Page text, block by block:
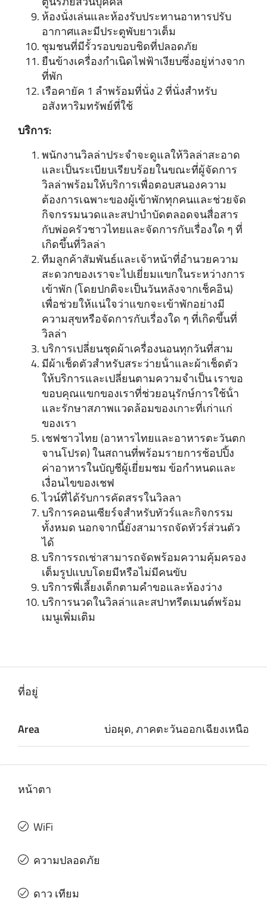
ห้องนั่งเล่นและห้องรับประทานอาหารปรับ
อากาศและมีประตูพับยาวเต็ม
ชุมชนที่มีรั้วรอบขอบชิดที่ปลอดภัย
ยืนข้างเครื่องกําเนิดไฟฟ้าเงียบซึ่งอยู่ห่างจาก
ที่พัก
เรือคายัค 1 ลําพร้อมที่นั่ง 2 ที่นั่งสําหรับ
อสังหาริมทรัพย์ที่ใช้
บริการ:
พนักงานวิลล่าประจําจะดูแลให้วิลล่าสะอาด
และเป็นระเบียบเรียบร้อยในขณะที่ผู้จัดการ
วิลล่าพร้อมให้บริการเพื่อตอบสนองความ
ต้องการเฉพาะของผู้เข้าพักทุกคนและช่วยจัด
กิจกรรมนวดและสปาบําบัดตลอดจนสื่อสาร
กับพ่อครัวชาวไทยและจัดการกับเรื่องใด ๆ ที่
เกิดขึ้นที่วิลล่า
ทีมลูกค้าสัมพันธ์และเจ้าหน้าที่อํานวยความ
สะดวกของเราจะไปเยี่ยมแขกในระหว่างการ
เข้าพัก (โดยปกติจะเป็นวันหลังจากเช็คอิน)
เพื่อช่วยให้แน่ใจว่าแขกจะเข้าพักอย่างมี
ความสุขหรือจัดการกับเรื่องใด ๆ ที่เกิดขึ้นที่
วิลล่า
บริการเปลี่ยนชุดผ้าเครื่องนอนทุกวันที่สาม
มีผ้าเช็ดตัวสําหรับสระว่ายน้ําและผ้าเช็ดตัว
ให้บริการและเปลี่ยนตามความจําเป็น เราขอ
ขอบคุณแขกของเราที่ช่วยอนุรักษ์การใช้น้ํา
และรักษาสภาพแวดล้อมของเกาะที่เก่าแก่
ของเรา
เชฟชาวไทย (อาหารไทยและอาหารตะวันตก
จานโปรด) ในสถานที่พร้อมรายการช้อปปิ้ง
ค่าอาหารในบัญชีผู้เยี่ยมชม ข้อกําหนดและ
เงื่อนไขของเชฟ
ไวน์ที่ได้รับการคัดสรรในวิลลา
บริการคอนเซียร์จสําหรับทัวร์และกิจกรรม
ทั้งหมด นอกจากนี้ยังสามารถจัดทัวร์ส่วนตัว
ได้
บริการรถเช่าสามารถจัดพร้อมความคุ้มครอง
เต็มรูปแบบโดยมีหรือไม่มีคนขับ
บริการพี่เลี้ยงเด็กตามคําขอและห้องว่าง
บริการนวดในวิลล่าและสปาทรีตเมนต์พร้อม
เมนูเพิ่มเติม
ที่อยู่
Area บ่อผุด, ภาคตะวันออกเฉียงเหนือ
หน้าตา
WiFi
ความปลอดภัย
ดาว เทียม